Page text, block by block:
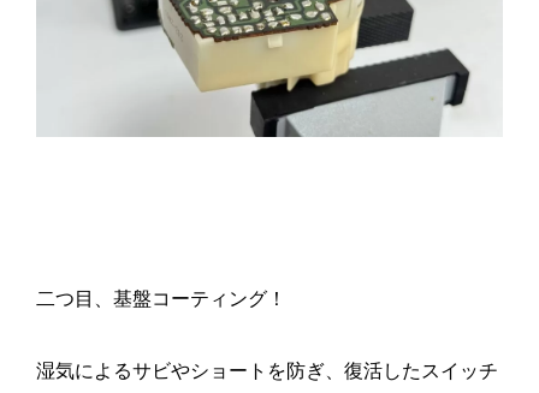
二つ目、基盤コーティング！
湿気によるサビやショートを防ぎ、復活したスイッチ